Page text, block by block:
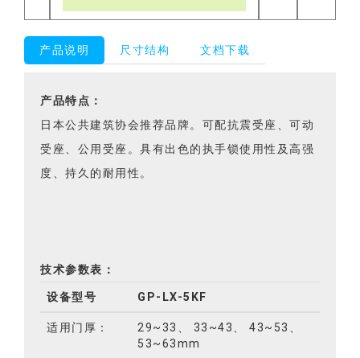
产品说明 尺寸结构 文档下载
产品特点：
日本公共建筑协会推荐品牌。可配抗震受座、可动
受座、公用受座。具有出色的执手锁使用性及高强
度、持久的耐用性。
技术参数表：
设备型号 GP-LX-5KF
适用门厚：
29~33、 33~43、 43~53、
53~63mm